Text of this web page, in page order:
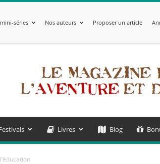
séries Nos auteurs Proposer un article
Livres Blog